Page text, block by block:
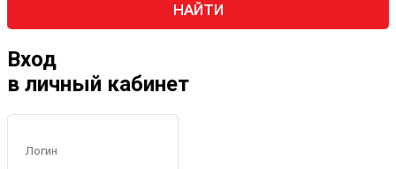
НАЙТИ
Вход
в личный кабинет